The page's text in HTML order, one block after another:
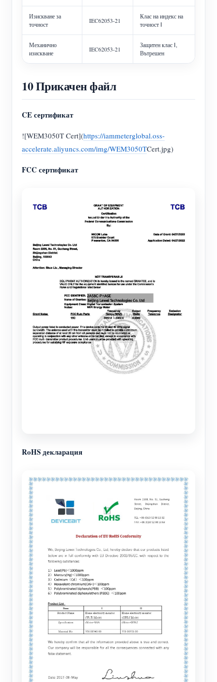
Изискване за
точност
IEC62053-21
Клас на индекс на
точност Ⅰ
Механично
изискване
IEC62053-21
Защитен клас Ⅰ,
Вътрешен
10 Прикачен файл
CE сертификат
![WEM3050T Cert](https://iammeterglobal.oss-
accelerate.aliyuncs.com/img/WEM3050TCert.jpg)
FCC сертификат
RoHS декларация